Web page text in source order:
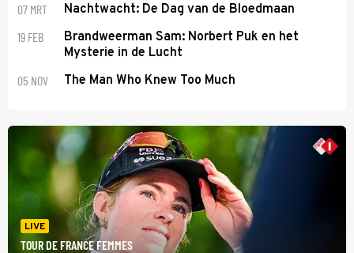
07 MRT Nachtwacht: De Dag van de Bloedmaan
19 FEB
Brandweerman Sam: Norbert Puk en het
Mysterie in de Lucht
05 NOV The Man Who Knew Too Much
LIVE
TOUR DE FRANCE FEMMES